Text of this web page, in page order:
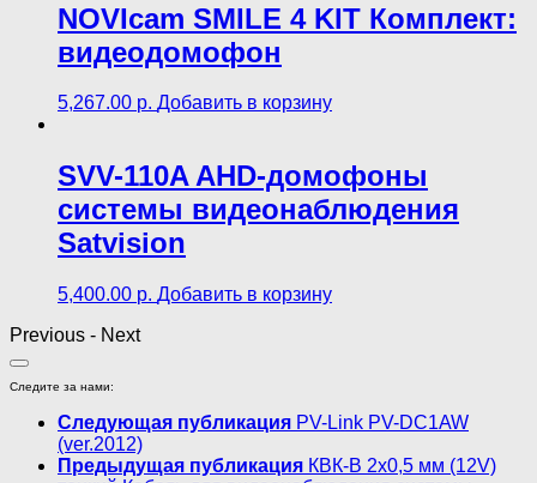
NOVIcam SMILE 4 KIT Комплект:
видеодомофон
5,267.00 р. Добавить в корзину
SVV-110A AHD-домофоны
cистемы видеонаблюдения
Satvision
5,400.00 р. Добавить в корзину
Previous - Next
Следите за нами:
Следующая публикация PV-Link PV-DC1AW
(ver.2012)
Предыдущая публикация КВК-В 2х0,5 мм (12V)